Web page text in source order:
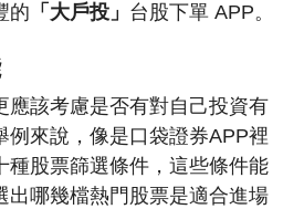
的 「大戶投」 台股下單 APP。
應該考慮是否有對自己投資有
例來說，像是口袋證券APP裡
種股票篩選條件，這些條件能
出哪幾檔熱門股票是適合進場